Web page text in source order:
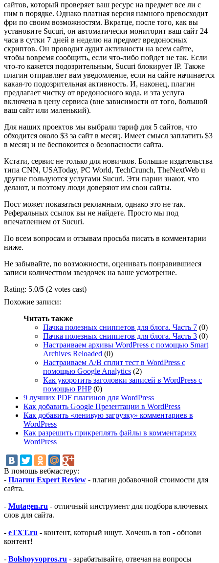
сайтов, который проверяет ваш ресурс на предмет все ли с
ним в порядке. Однако платная версия намного превосходит
фри по своим возможностям. Вкратце, после того, как вы
установите Sucuri, он автоматически мониторит ваш сайт 24
часа в сутки 7 дней в неделю на предмет вредоносных
скриптов. Он проводит аудит активности на всем сайте,
чтобы вовремя сообщить, если что-либо пойдет не так. Если
что-то кажется подозрительным, Sucuri блокирует IP. Также
плагин отправляет вам уведомление, если на сайте начинается
какая-то подозрительная активность. И, наконец, плагин
предлагает чистку от вредоносного кода, и эта услуга
включена в цену сервиса (вне зависимости от того, большой
ваш сайт или маленький).
Для наших проектов мы выбрали тариф для 5 сайтов, что
обходится около $3 за сайт в месяц. Имеет смысл заплатить $3
в месяц и не беспокоится о безопасности сайта.
Кстати, сервис не только для новичков. Большие издательства
типа CNN, USAToday, PC World, TechCrunch, TheNextWeb и
другие пользуются услугами Sucuri. Эти парни знают, что
делают, и поэтому люди доверяют им свои сайты.
Пост может показаться рекламным, однако это не так.
Реферальных ссылок вы не найдете. Просто мы под
впечатлением от Sucuri.
По всем вопросам и отзывам просьба писать в комментарии
ниже.
Не забывайте, по возможности, оценивать понравившиеся
записи количеством звездочек на ваше усмотрение.
Rating: 5.0/5 (2 votes cast)
Похожие записи:
Читать также
Пачка полезных сниппетов для блога. Часть 7 (0)
Пачка полезных сниппетов для блога. Часть 3 (0)
Настраиваем архивы WordPress с помощью Smart
Archives Reloaded (0)
Настраиваем A/B сплит тест в WordPress с
помощью Google Analytics (2)
Как укоротить заголовки записей в WordPress с
помощью PHP(0)
9 лучших PDF плагинов для WordPress
Как добавить Google Презентации в WordPress
Как добавить «ленивую загрузку» комментариев в
WordPress
Как разрешить прикреплять файлы в комментариях
WordPress
В помощь вебмастеру:
- Плагин Expert Review - плагин добавочной стоимости для
сайта.
- Mutagen.ru - отличный инструмент для подбора ключевых
слов для сайта.
- eTXT.ru - контент, который ищут. Хочешь в топ - обнови
контент!
- Bolshoyvopros.ru - зарабатывайте, отвечая на вопросы